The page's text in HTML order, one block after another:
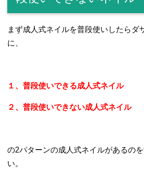
まず成人式ネイルを普段使いしたらダ
に、
１、普段使いできる成人式ネイル
２、普段使いできない成人式ネイル
の2パターンの成人式ネイルがあるの
い。